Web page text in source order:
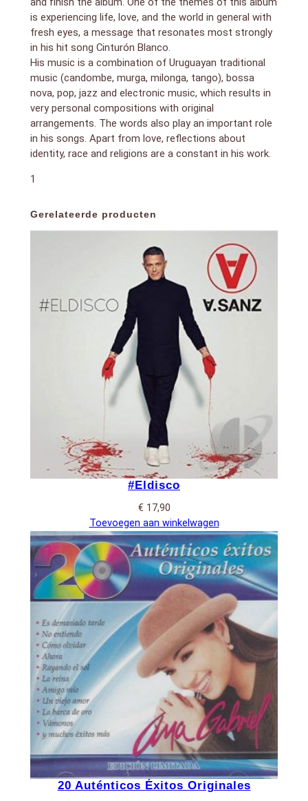
is experiencing life, love, and the world in general with
fresh eyes, a message that resonates most strongly
in his hit song Cinturón Blanco.
His music is a combination of Uruguayan traditional
music (candombe, murga, milonga, tango), bossa
nova, pop, jazz and electronic music, which results in
very personal compositions with original
arrangements. The words also play an important role
in his songs. Apart from love, reflections about
identity, race and religions are a constant in his work.
1
Gerelateerde producten
#Eldisco
€ 17,90
Toevoegen aan winkelwagen
20 Auténticos Éxitos Originales